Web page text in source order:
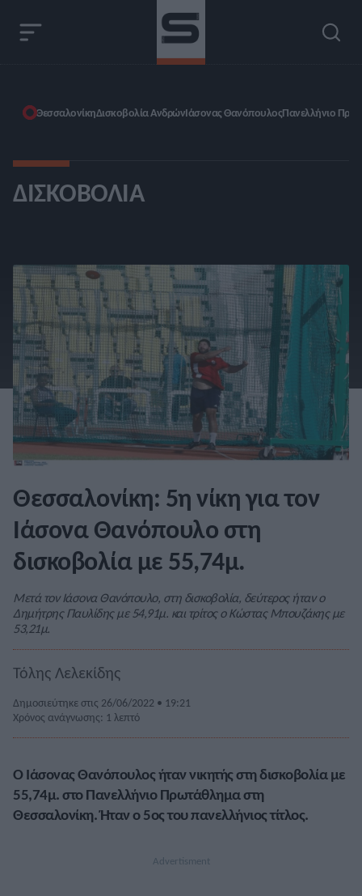
ΘεσσαλονίκηΔισκοβολία ΑνδρώνΙάσονας ΘανόπουλοςΠανελλήνιο
ΔΙΣΚΟΒΟΛΊΑ
Θεσσαλονίκη: 5η νίκη για τον
Ιάσονα Θανόπουλο στη
δισκοβολία με 55,74μ.
Μετά τον Ιάσονα Θανόπουλο, στη δισκοβολία, δεύτερος ήταν ο
Δημήτρης Παυλίδης με 54,91μ. και τρίτος ο Κώστας Μπουζάκης με
53,21μ.
Τόλης Λελεκίδης
Δημοσιεύτηκε στις 26/06/2022 • 19:21
Χρόνος ανάγνωσης: 1 λεπτό
Ο Ιάσονας Θανόπουλος ήταν νικητής στη δισκοβολία με
55,74μ. στο Πανελλήνιο Πρωτάθλημα στη
Θεσσαλονίκη. Ήταν ο 5ος του πανελλήνιος τίτλος.